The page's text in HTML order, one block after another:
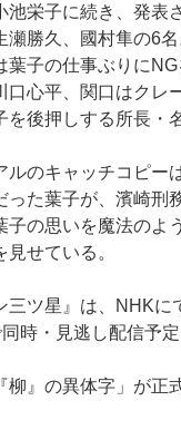
栄子に続き、発表
瀬勝久、國村隼の6
葉子の仕事ぶりに
口心平、関口はクレ
後押しする所長・
のキャッチコピー
った葉子が、濱崎
の思いを魔法のよ
せている。
ツ星』は、NHKに
時・見逃し配信予定
』の異体字」が正